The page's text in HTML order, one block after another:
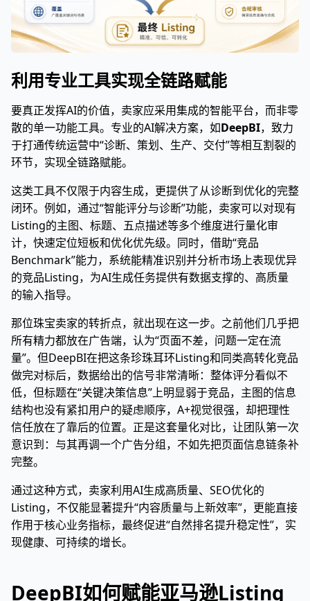
利用专业工具实现全链路赋能
要真正发挥AI的价值，卖家应采用集成的智能平台，而非零
散的单一功能工具。专业的AI解决方案，如DeepBI，致力
于打通传统运营中“诊断、策划、生产、交付”等相互割裂的
环节，实现全链路赋能。
这类工具不仅限于内容生成，更提供了从诊断到优化的完整
闭环。例如，通过“智能评分与诊断”功能，卖家可以对现有
Listing的主图、标题、五点描述等多个维度进行量化审
计，快速定位短板和优化优先级。同时，借助“竞品
Benchmark”能力，系统能精准识别并分析市场上表现优异
的竞品Listing，为AI生成任务提供有数据支撑的、高质量
的输入指导。
那位珠宝卖家的转折点，就出现在这一步。之前他们几乎把
所有精力都放在广告端，认为“页面不差，问题一定在流
量”。但DeepBI在把这条珍珠耳环Listing和同类高转化竞品
做完对标后，数据给出的信号非常清晰：整体评分看似不
低，但标题在“关键决策信息”上明显弱于竞品，主图的信息
结构也没有紧扣用户的疑虑顺序，A+视觉很强，却把理性
信任放在了靠后的位置。正是这套量化对比，让团队第一次
意识到：与其再调一个广告分组，不如先把页面信息链条补
完整。
通过这种方式，卖家利用AI生成高质量、SEO优化的
Listing，不仅能显著提升“内容质量与上新效率”，更能直接
作用于核心业务指标，最终促进“自然排名提升稳定性”，实
现健康、可持续的增长。
DeepBI如何赋能亚马逊Listing